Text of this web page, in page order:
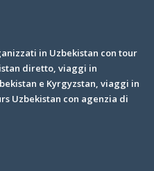
in Uzbekistan con tour
diretto, viaggi in
e Kyrgyzstan, viaggi in
Uzbekistan con agenzia di